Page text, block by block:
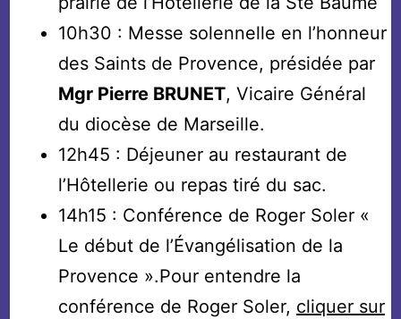
10h30 : Messe solennelle en l’honneur
des Saints de Provence, présidée par
Mgr Pierre BRUNET, Vicaire Général
du diocèse de Marseille.
12h45 : Déjeuner au restaurant de
l’Hôtellerie ou repas tiré du sac.
14h15 : Conférence de Roger Soler «
Le début de l’Évangélisation de la
Provence ».Pour entendre la
conférence de Roger Soler, cliquer sur